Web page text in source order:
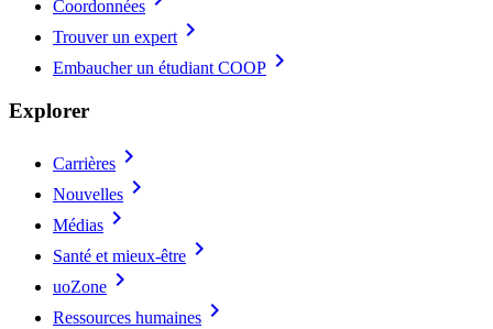
Coordonnées
Trouver un expert chevron_right
Embaucher un étudiant COOP chevron_right
Explorer
Carrières chevron_right
Nouvelles chevron_right
Médias chevron_right
Santé et mieux-être chevron_right
uoZone chevron_right
Ressources humaines chevron_right